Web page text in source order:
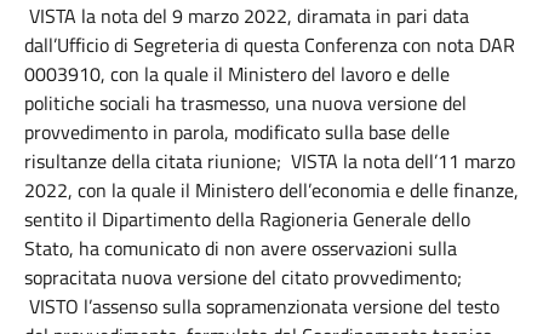
VISTA la nota del 9 marzo 2022, diramata in pari data
dall’Ufficio di Segreteria di questa Conferenza con nota DAR
0003910, con la quale il Ministero del lavoro e delle
politiche sociali ha trasmesso, una nuova versione del
provvedimento in parola, modificato sulla base delle
risultanze della citata riunione; VISTA la nota dell’11 marzo
2022, con la quale il Ministero dell’economia e delle finanze,
sentito il Dipartimento della Ragioneria Generale dello
Stato, ha comunicato di non avere osservazioni sulla
sopracitata nuova versione del citato provvedimento;
VISTO l’assenso sulla sopramenzionata versione del testo